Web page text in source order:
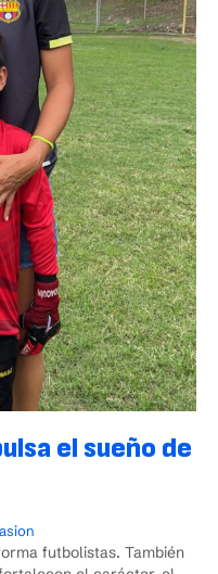
el sueño de
futbolistas. También